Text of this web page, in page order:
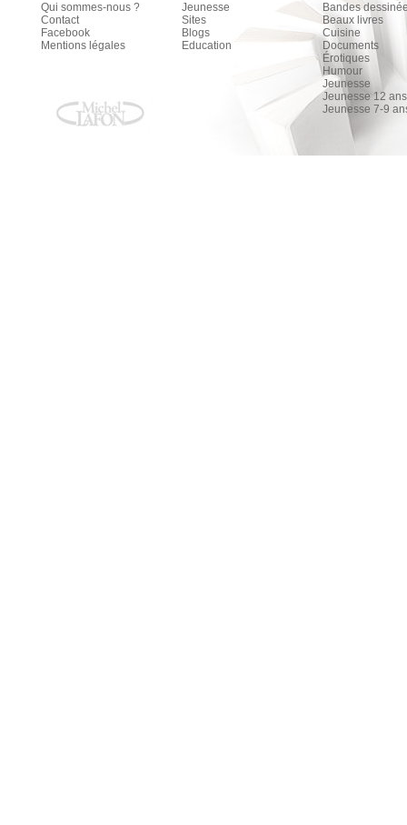
Qui sommes-nous ?
Contact
Facebook
Mentions légales
Jeunesse
Sites
Blogs
Education
Bandes
Beaux livres
Cuisine
Documents
Érotiques
Humour
Jeunesse
Jeunesse 12
Jeunesse 7-9